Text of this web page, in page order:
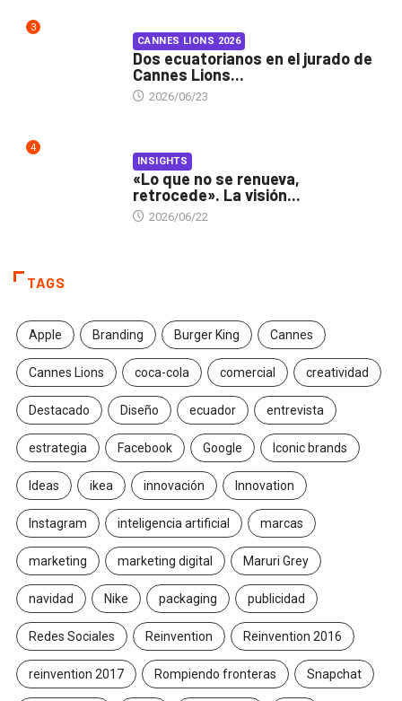
3
CANNES LIONS 2026
Dos ecuatorianos en el jurado de
Cannes Lions...
2026/06/23
4
INSIGHTS
«Lo que no se renueva,
retrocede». La visión...
2026/06/22
TAGS
Apple Branding Burger King Cannes
Cannes Lions coca-cola comercial creatividad
Destacado Diseño ecuador entrevista
estrategia Facebook Google Iconic brands
Ideas ikea innovación Innovation
Instagram inteligencia artificial marcas
marketing marketing digital Maruri Grey
navidad Nike packaging publicidad
Redes Sociales Reinvention Reinvention 2016
reinvention 2017 Rompiendo fronteras Snapchat